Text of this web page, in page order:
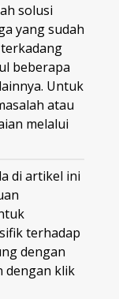
solusi
yang sudah
beberapa
Untuk
atau
melalui
di artikel ini
terhadap
dengan
dengan klik